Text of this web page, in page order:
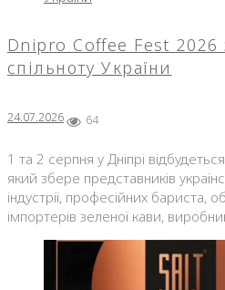
Dnipro Coffee Fest 2026
спільноту України
24.07.2026 64
1 та 2 серпня у Дніпрі
який збере представників
індустрії, професійних бариста,
імпортерів зеленої кави,